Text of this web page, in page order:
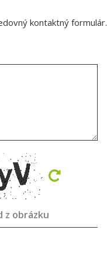
kontaktný formulár.